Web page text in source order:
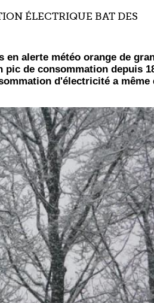
ÉLECTRIQUE BAT DES
en alerte météo orange de
pic de consommation depuis
d'électricité a même